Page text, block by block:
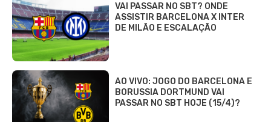
VAI PASSAR NO SBT? ONDE
ASSISTIR BARCELONA X INTER
DE MILÃO E ESCALAÇÃO
AO VIVO: JOGO DO BARCELONA E
BORUSSIA DORTMUND VAI
PASSAR NO SBT HOJE (15/4)?